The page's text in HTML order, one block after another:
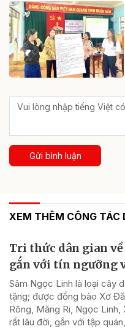
Gửi bình luận
XEM THÊM CÔNG TÁC
Tri thức dân gian
gắn với tín ngưỡng
Sâm Ngọc Linh là loại cây
tặng; được đồng bào Xơ
Rông, Măng Ri, Ngọc
rất lâu đời, gắn với tập